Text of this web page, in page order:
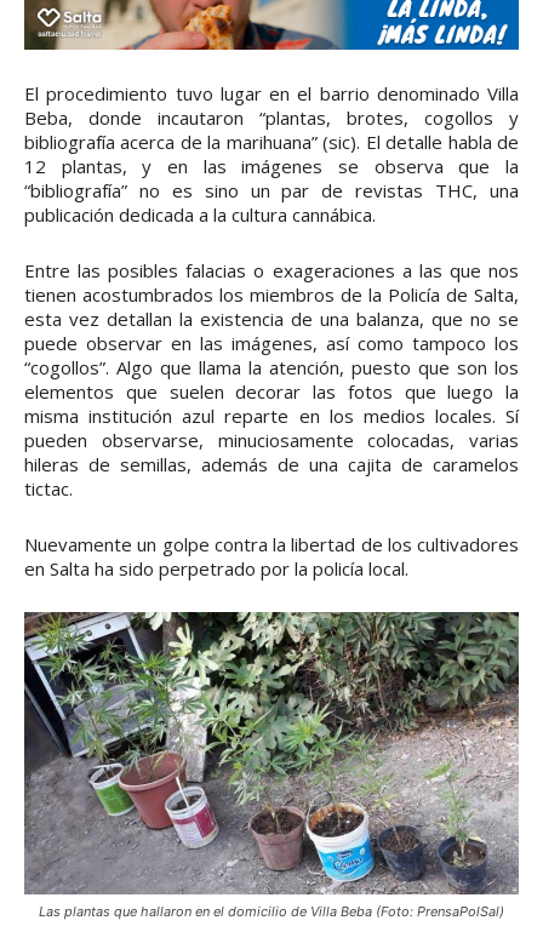
El procedimiento tuvo lugar en el barrio denominado Villa
Beba, donde incautaron “plantas, brotes, cogollos y
bibliografía acerca de la marihuana” (sic). El detalle habla de
12 plantas, y en las imágenes se observa que la
“bibliografía” no es sino un par de revistas THC, una
publicación dedicada a la cultura cannábica.
Entre las posibles falacias o exageraciones a las que nos
tienen acostumbrados los miembros de la Policía de Salta,
esta vez detallan la existencia de una balanza, que no se
puede observar en las imágenes, así como tampoco los
“cogollos”. Algo que llama la atención, puesto que son los
elementos que suelen decorar las fotos que luego la
misma institución azul reparte en los medios locales. Sí
pueden observarse, minuciosamente colocadas, varias
hileras de semillas, además de una cajita de caramelos
tictac.
Nuevamente un golpe contra la libertad de los cultivadores
en Salta ha sido perpetrado por la policía local.
Las plantas que hallaron en el domicilio de Villa Beba (Foto: PrensaPolSal)